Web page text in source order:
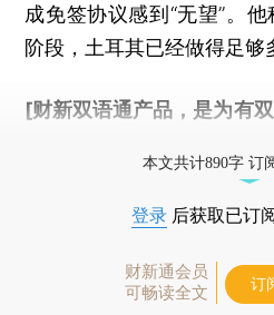
成免签协议感到“无望”。
阶段，土耳其已经做得足够
[财新双语通产品，是为有
本文共计890字 订
登录 后获取已订
财新通会员
可畅读全文
订